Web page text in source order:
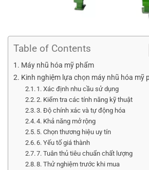
Table of Contents
Máy nhũ hóa mỹ phẩm
Kinh nghiệm lựa chọn máy nhũ hóa mỹ
1. Xác định nhu cầu sử dụng
2. Kiểm tra các tính năng kỹ thuật
3. Độ chính xác và tự động hóa
4. Khả năng mở rộng
5. Chọn thương hiệu uy tín
6. Yếu tố giá thành
7. Tuân thủ tiêu chuẩn chất lượng
8. Thử nghiệm trước khi mua